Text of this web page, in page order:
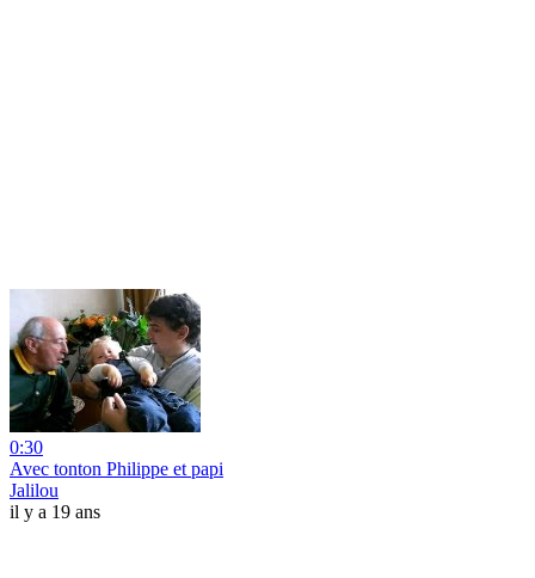
0:30
Avec tonton Philippe et papi
Jalilou
il y a 19 ans